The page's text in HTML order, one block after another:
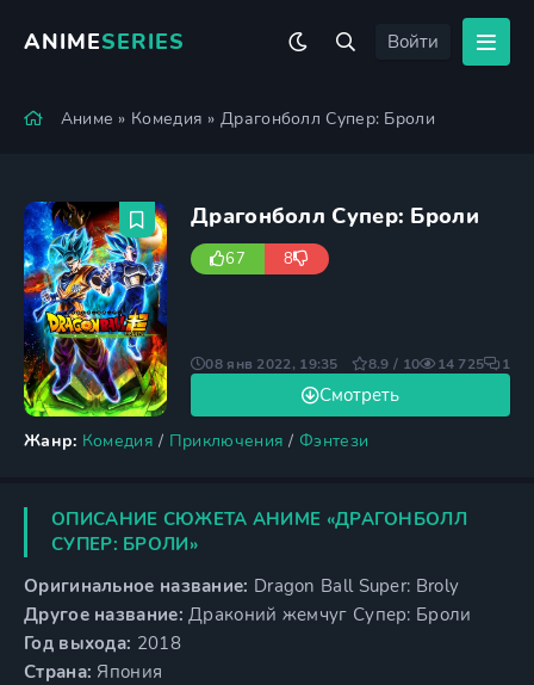
ANIMESERIES Войти
Аниме » Комедия » Драгонболл Супер: Броли
Драгонболл Супер: Броли
67 8
Жанр: Комедия / Приключения / Фэнтези
Смотреть
08 янв 2022, 19:35 8.9 / 10 14 725 1
ОПИСАНИЕ СЮЖЕТА АНИМЕ «ДРАГОНБОЛЛ
СУПЕР: БРОЛИ»
Оригинальное название: Dragon Ball Super: Broly
Другое название: Драконий жемчуг Супер: Броли
Год выхода: 2018
Страна: Япония